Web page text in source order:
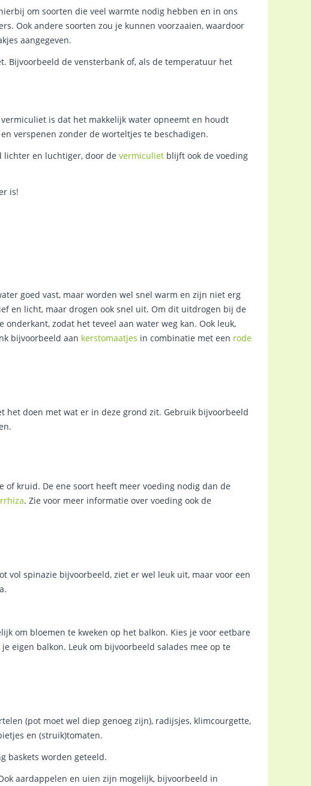
om soorten die veel warmte nodig hebben en in ons
Ook andere soorten zou je kunnen voorzaaien, waardoor
aangegeven.
Bijvoorbeeld de vensterbank of, als de temperatuur het
is dat het makkelijk water opneemt en houdt
verspenen zonder de worteltjes te beschadigen.
lichter en luchtiger, door de vermiculiet blijft ook de voeding
is!
goed vast, maar worden wel snel warm en zijn niet erg
en licht, maar drogen ook snel uit. Om dit uitdrogen bij de
zodat het teveel aan water weg kan. Ook leuk,
bijvoorbeeld aan kerstomaatjes in combinatie met een rode
doen met wat er in deze grond zit. Gebruik bijvoorbeeld
of kruid. De ene soort heeft meer voeding nodig dan de
. Zie voor meer informatie over voeding ook de
vol spinazie bijvoorbeeld, ziet er wel leuk uit, maar voor een
om bloemen te kweken op het balkon. Kies je voor eetbare
eigen balkon. Leuk om bijvoorbeeld salades mee op te
(pot moet wel diep genoeg zijn), radijsjes, klimcourgette,
en (struik)tomaten.
baskets worden geteeld.
aardappelen en uien zijn mogelijk, bijvoorbeeld in